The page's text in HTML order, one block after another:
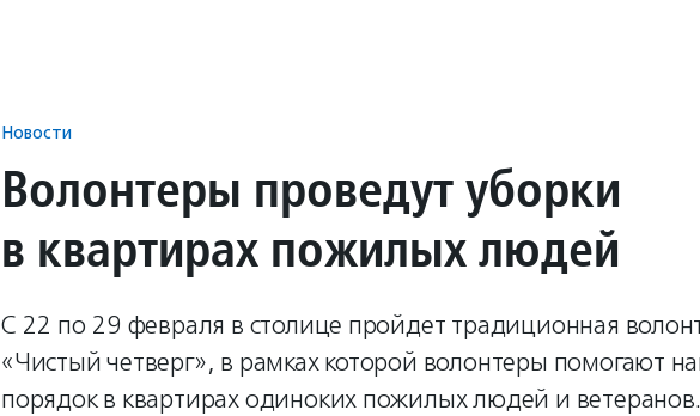
Новости
Волонтеры проведут уборки
в квартирах пожилых людей
С 22 по 29 февраля в столице пройдет традиционная
«Чистый четверг», в рамках которой волонтеры помогают
порядок в квартирах одиноких пожилых людей и ветеранов.